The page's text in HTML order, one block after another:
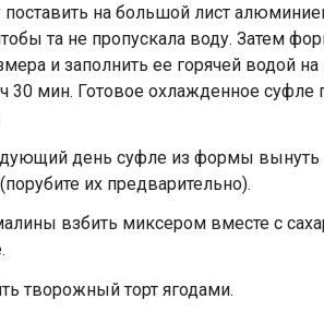
на большой лист
та не пропускала воду. Затем
и заполнить ее горячей водой
30 мин. Готовое охлажденное суфле
день суфле из формы вынуть
их предварительно).
взбить миксером вместе с
творожный торт ягодами.